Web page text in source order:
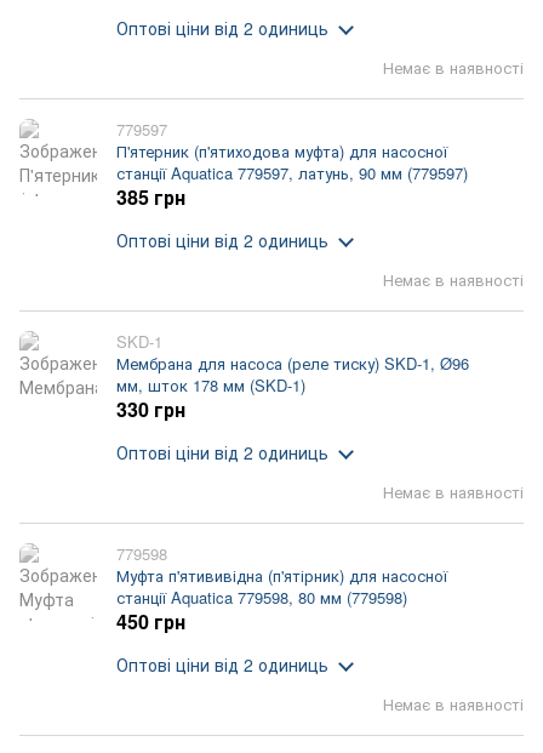
Немає в наявності
Оптові ціни від 2 одиниць
779597
П'ятерник (п'ятиходова муфта) для насосної
станції Aquatica 779597, латунь, 90 мм (779597)
Немає в наявності
385 грн
Оптові ціни від 2 одиниць
SKD-1
Мембрана для насоса (реле тиску) SKD-1, Ø96
мм, шток 178 мм (SKD-1)
Немає в наявності
330 грн
Оптові ціни від 2 одиниць
779598
Муфта п'ятививідна (п'ятірник) для насосної
станції Aquatica 779598, 80 мм (779598)
Немає в наявності
450 грн
Оптові ціни від 2 одиниць